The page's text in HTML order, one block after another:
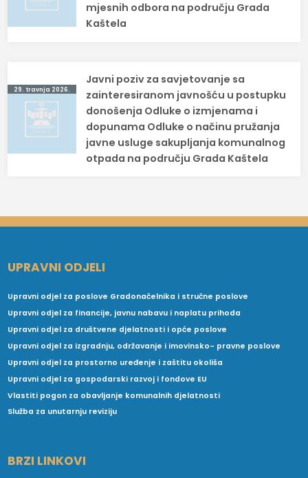
mjesnih odbora na području Grada
Kaštela
29. travnja 2026.
Javni poziv za savjetovanje sa
zainteresiranom javnošću u postupku
donošenja Odluke o izmjenama i
dopunama Odluke o načinu pružanja
javne usluge sakupljanja komunalnog
otpada na području Grada Kaštela
UPRAVNI ODJELI
Upravni odjel za poslove Gradonačelnika i stručne poslove
Upravni odjel za financije, javnu nabavu i naplatu prihoda
Upravni odjel za društvene djelatnosti i opće poslove
Upravni odjel za izgradnju, održavanje i imovinsko- pravne poslove
Upravni odjel za prostorno uređenje i zaštitu okoliša
Upravni odjel za gospodarski razvoj i fondove EU
Vlastiti pogon za obavljanje komunalnih djelatnosti
Služba za unutarnju reviziju
BRZI LINKOVI